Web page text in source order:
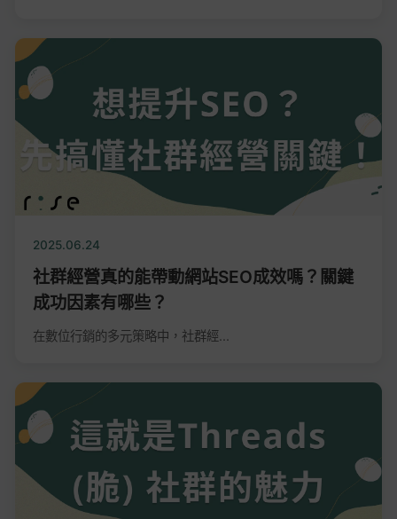
2025.06.24
社群經營真的能帶動網站SEO成效嗎？關鍵
成功因素有哪些？
在數位行銷的多元策略中，社群經...